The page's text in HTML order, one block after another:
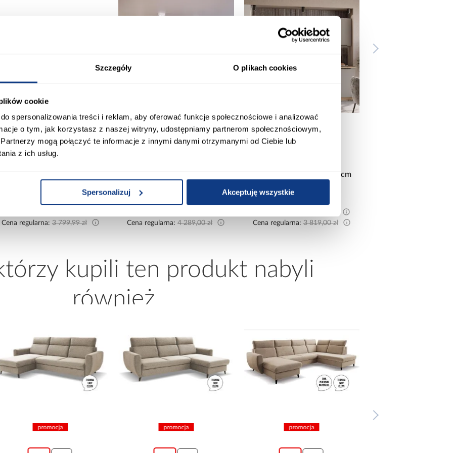
Szczegóły O plikach cookies
cookie
spersonalizowania treści i reklam, aby oferować funkcje społecznościowe i analizować
o tym, jak korzystasz z naszej witryny, udostępniamy partnerom społecznościowym,
mogą połączyć te informacje z innymi danymi otrzymanymi od Ciebie lub
z ich usług.
Spersonalizuj Akceptuję wszystkie
promocja
Storm/Beige Set 3
Cena regularna:4 289,00 zł
promocja
bez blatu
Cena regularna:3 819,00 zł
Pawilon ogrodowy Venus
3x4x2.5 aluminium
kupili ten produkt nabyli
również
promocja promocja promocja